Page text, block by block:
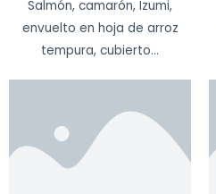
Salmón, camarón, Izumi,
envuelto en hoja de arroz
tempura, cubierto...